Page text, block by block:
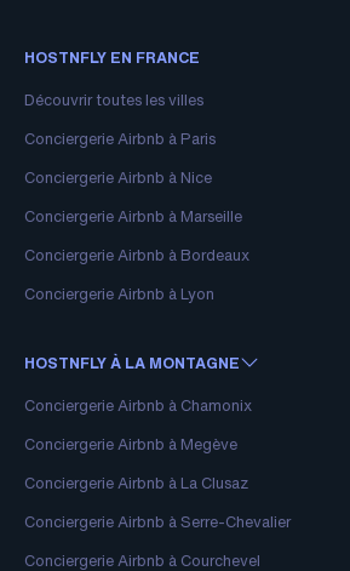
HOSTNFLY EN FRANCE
Découvrir toutes les villes
Conciergerie Airbnb à Paris
Conciergerie Airbnb à Nice
Conciergerie Airbnb à Marseille
Conciergerie Airbnb à Bordeaux
Conciergerie Airbnb à Lyon
HOSTNFLY À LA MONTAGNE
Conciergerie Airbnb à Chamonix
Conciergerie Airbnb à Megève
Conciergerie Airbnb à La Clusaz
Conciergerie Airbnb à Serre-Chevalier
Conciergerie Airbnb à Courchevel